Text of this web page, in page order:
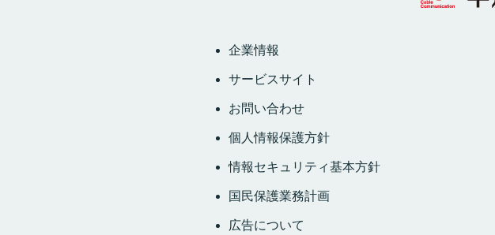
企業情報
サービスサイト
お問い合わせ
個人情報保護方針
情報セキュリティ基本方針
国民保護業務計画
広告について